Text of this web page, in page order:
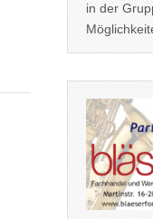
in der